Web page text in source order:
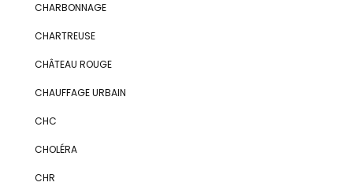
CHARBONNAGE
CHARTREUSE
CHÂTEAU ROUGE
CHAUFFAGE URBAIN
CHC
CHOLÉRA
CHR